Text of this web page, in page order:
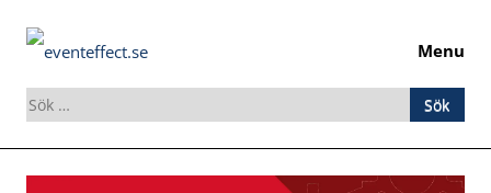
Menu
Sök
efter: